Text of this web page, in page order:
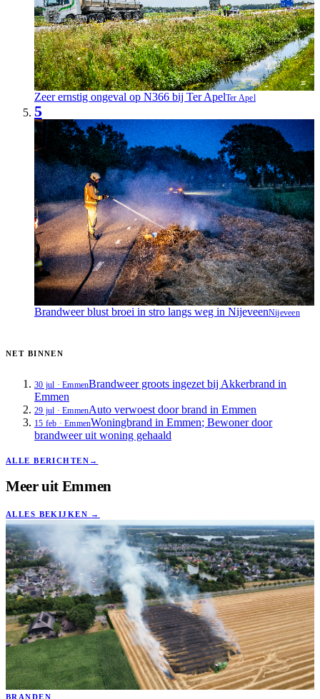
Zeer ernstig ongeval op N366 bij Ter ApelTer Apel
5
Brandweer blust broei in stro langs weg in NijeveenNijeveen
NET BINNEN
30 jul ·EmmenBrandweer groots ingezet bij Akkerbrand in
Emmen
29 jul ·EmmenAuto verwoest door brand in Emmen
15 feb ·EmmenWoningbrand in Emmen; Bewoner door
brandweer uit woning gehaald
ALLE BERICHTEN →
Meer uit Emmen
ALLES BEKIJKEN →
BRANDEN